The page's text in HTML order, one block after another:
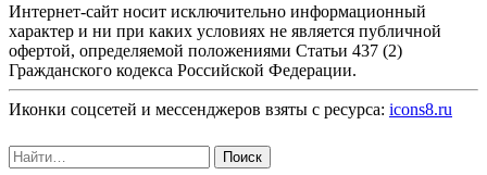
Интернет-сайт носит исключительно информационный
характер и ни при каких условиях не является публичной
офертой, определяемой положениями Статьи 437 (2)
Гражданского кодекса Российской Федерации.
Иконки соцсетей и мессенджеров взяты с ресурса: icons8.ru
Поиск